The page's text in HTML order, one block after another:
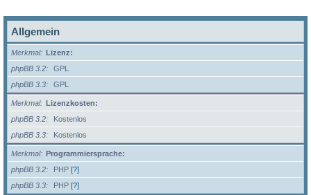
Allgemein
Merkmal
Lizenz:
phpBB 3.2
GPL
phpBB 3.3
GPL
Merkmal
Lizenzkosten:
phpBB 3.2
Kostenlos
phpBB 3.3
Kostenlos
Merkmal
Programmiersprache:
phpBB 3.2
PHP [?]
phpBB 3.3
PHP [?]